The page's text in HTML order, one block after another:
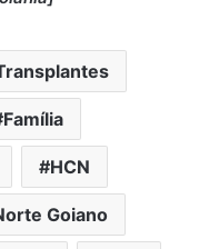
Família
HCN
Goiano